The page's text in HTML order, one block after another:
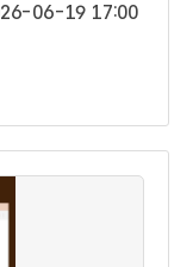
06-19 17:00